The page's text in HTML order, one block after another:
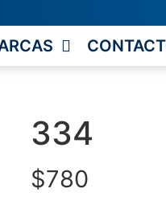
334
$780